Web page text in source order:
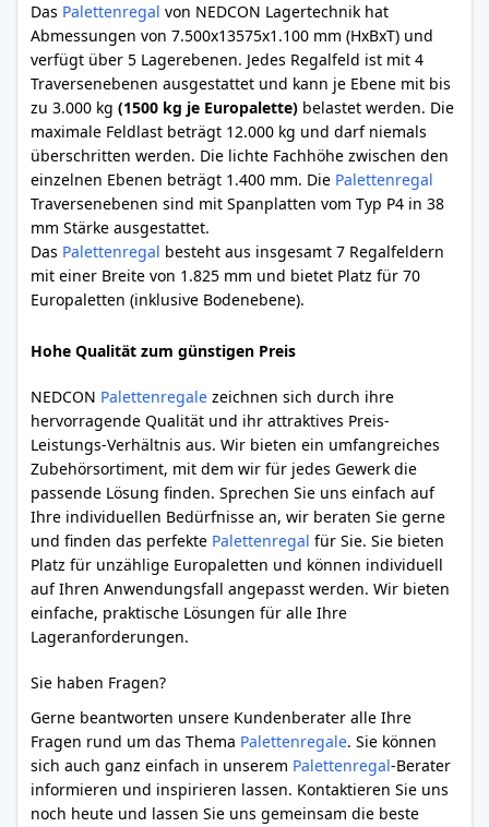
Das Palettenregal von NEDCON Lagertechnik hat
Abmessungen von 7.500x13575x1.100 mm (HxBxT) und
verfügt über 5 Lagerebenen. Jedes Regalfeld ist mit 4
Traversenebenen ausgestattet und kann je Ebene mit bis
zu 3.000 kg (1500 kg je Europalette) belastet werden. Die
maximale Feldlast beträgt 12.000 kg und darf niemals
überschritten werden. Die lichte Fachhöhe zwischen den
einzelnen Ebenen beträgt 1.400 mm. Die Palettenregal
Traversenebenen sind mit Spanplatten vom Typ P4 in 38
mm Stärke ausgestattet.
Das Palettenregal besteht aus insgesamt 7 Regalfeldern
mit einer Breite von 1.825 mm und bietet Platz für 70
Europaletten (inklusive Bodenebene).
Hohe Qualität zum günstigen Preis
NEDCON Palettenregale zeichnen sich durch ihre
hervorragende Qualität und ihr attraktives Preis-
Leistungs-Verhältnis aus. Wir bieten ein umfangreiches
Zubehörsortiment, mit dem wir für jedes Gewerk die
passende Lösung finden. Sprechen Sie uns einfach auf
Ihre individuellen Bedürfnisse an, wir beraten Sie gerne
und finden das perfekte Palettenregal für Sie. Sie bieten
Platz für unzählige Europaletten und können individuell
auf Ihren Anwendungsfall angepasst werden. Wir bieten
einfache, praktische Lösungen für alle Ihre
Lageranforderungen.
Sie haben Fragen?
Gerne beantworten unsere Kundenberater alle Ihre
Fragen rund um das Thema Palettenregale. Sie können
sich auch ganz einfach in unserem Palettenregal-Berater
informieren und inspirieren lassen. Kontaktieren Sie uns
noch heute und lassen Sie uns gemeinsam die beste